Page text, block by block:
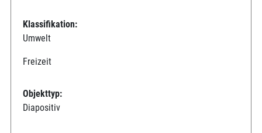
Klassifikation:
Umwelt
Freizeit
Objekttyp:
Diapositiv